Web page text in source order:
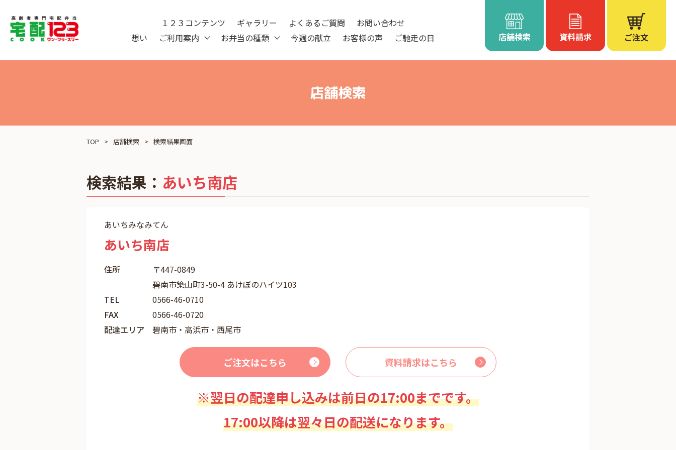
想い ご利用案内 お弁当の種類 今週の献立 お客様の声 ご馳走の日
１２３コンテンツ ギャラリー よくあるご質問
お問い合わせ
店舗検索
資料請求 ご注文
店舗検索
TOP 店舗検索 検索結果画面
検索結果： あいち南店
あいちみなみてん
あいち南店
住所
〒447-0849
碧南市築山町3-50-4 あけぼのハイツ103
TEL
0566-46-0710
FAX
0566-46-0720
配達エリア
碧南市・高浜市・西尾市
ご注文はこちら 資料請求はこちら
※翌日の配達申し込みは前日の17:00までです。
17:00以降は翌々日の配送になります。